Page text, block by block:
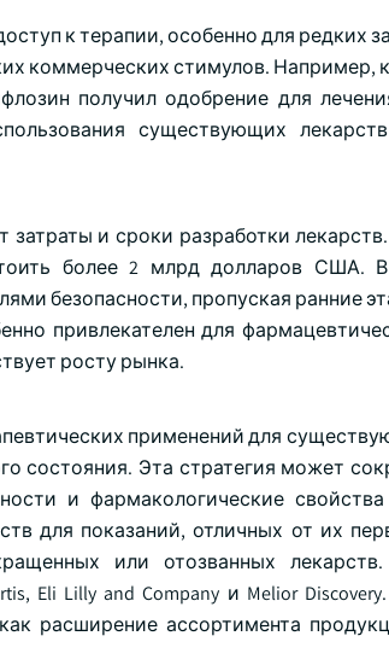
к терапии, особенно для редких
коммерческих стимулов. Например,
получил одобрение для
существующих
и сроки разработки
более 2 млрд долларов США.
безопасности, пропуская ранние
привлекателен для
росту рынка.
применений для
состояния. Эта стратегия может
и фармакологические
для показаний, отличных от их
или отозванных
Eli Lilly and Company и Melior
расширение ассортимента